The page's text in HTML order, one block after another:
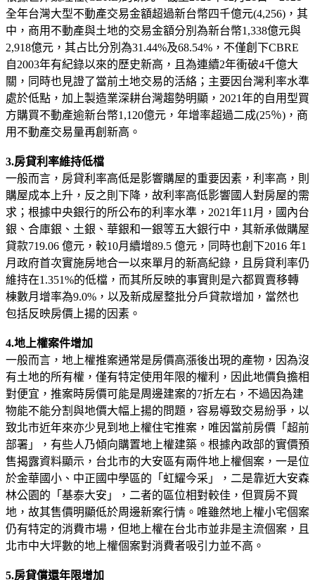
全年台灣大型不動產交易金額超過新台幣四千億元(4,256)，其
中，商用不動產與土地的交易金額分別為新台幣1,338億元與
2,918億元，其占比分別為31.44%及68.54%，不僅創下CBRE
自2003年有紀錄以來的歷史新高，且為連續2年衝破4千億大
關，同時也見證了當前土地交易的活絡；主要因台灣利率水準
處於低點，加上製造業深耕台灣趨勢明顯，2021年的自用型買
方購買不動產逾新台幣1,120億元，年增率超過二成(25％)，商
用不動產交易量再創新高。
3.房貸利率維持低檔
一般而言，房貸利率高低是影響購屋的重要因素，利率高，則
購屋成本上升，反之則下降，故利率高低影響國人對房屋的需
求；根據中央銀行的所公布的利率水準，2021年11月，國內台
銀、合庫銀、土銀、華銀和一銀等五大銀行中，其新承做購屋
貸款719.06 億元，較10月續增89.5 億元，同時也創下2016 年1
月政府首次實施房地合一以來單月的新高紀錄，且房貸利率仍
維持在1.351%的低檔，而其所反映的事實則是六都買賣移轉
棟數月增率為9.0%，以及新成屋整批分戶貸款增加，當然也
包括反映房價上揚的因素。
4.地上權案件增加
一般而言，地上權推案通常是房價高漲後出現的產物，因為沒
有土地的所有權，僅有特定使用年限的權利，因此地價負擔相
對便宜，推案時房價可能是周邊建案的7折左右，不過因為建
物能不能分割與地價大幅上揚的問題，容易導致交易紛爭，以
致北市近年來亦少見到地上權住宅推案，唯因當前房價「超前
部署」，有些人乃傾向購置地上權建築。根據內政部的實價預
售揭露資料顯示，台北市的大安區有兩件地上權個案，一是位
於金華國小、中正國中學區的「虹耀今采」，二是靠近大安森
林公園的「基泰大安」，二者的區位相對較佳，但買房不買
地，故其售價明顯低於周邊新案行情。唯雖然地上權小宅個案
仍有特定的消費市場，但地上權在台北市並非是主流個案，且
北市中大坪數的地上權個案對消費者吸引力並不高。
5.房貸償還年限增加